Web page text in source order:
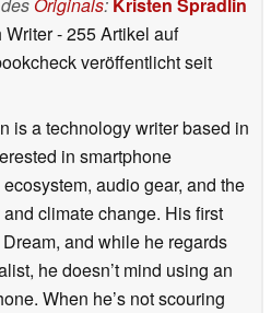
Originals: Kristen Spradlin
Writer- 255 Artikel auf
veröffentlichtseit
is a technology writer based in
in smartphone
audio gear, and the
climate change. His first
and while he regards
he doesn’t mind using an
When he’s not scouring